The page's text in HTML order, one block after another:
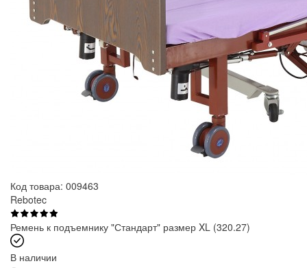
Код товара: 009463
Rebotec
Ремень к подъемнику "Стандарт" размер XL (320.27)
В наличии